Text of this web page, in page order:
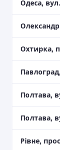
Одеса,
Охтирка,
Полтава,
Полтава,
Рівне,